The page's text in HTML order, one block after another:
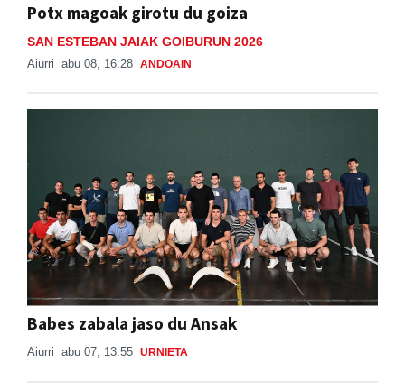
Potx magoak girotu du goiza
SAN ESTEBAN JAIAK GOIBURUN 2026
Aiurri abu 08, 16:28 ANDOAIN
Babes zabala jaso du Ansak
Aiurri abu 07, 13:55 URNIETA